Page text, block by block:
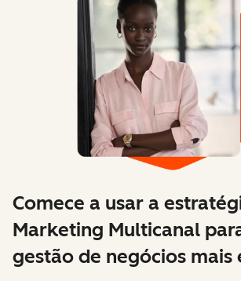
Comece a usar a
Marketing Multicanal
gestão de negócios mais